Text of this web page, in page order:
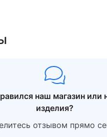
наш магазин или
изделия?
отзывом прямо